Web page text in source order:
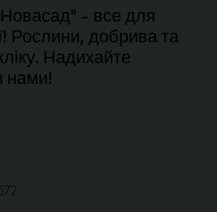
- все для
Рослини, добрива та
Надихайте
нами!